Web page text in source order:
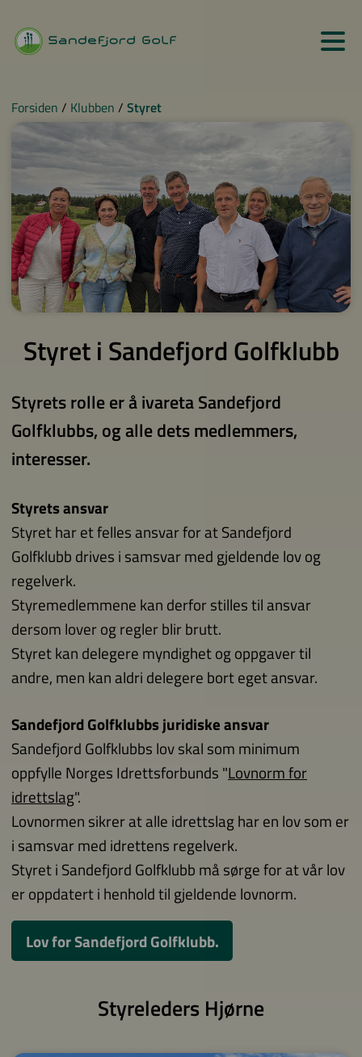
Forsiden / Klubben / Styret
Styret i Sandefjord Golfklubb
Styrets rolle er å ivareta Sandefjord
Golfklubbs, og alle dets medlemmers,
interesser.
Styrets ansvar
Styret har et felles ansvar for at Sandefjord
Golfklubb drives i samsvar med gjeldende lov og
regelverk.
Styremedlemmene kan derfor stilles til ansvar
dersom lover og regler blir brutt.
Styret kan delegere myndighet og oppgaver til
andre, men kan aldri delegere bort eget ansvar.
Sandefjord Golfklubbs juridiske ansvar
Sandefjord Golfklubbs lov skal som minimum
oppfylle Norges Idrettsforbunds "Lovnorm for
idrettslag".
Lovnormen sikrer at alle idrettslag har en lov som er
i samsvar med idrettens regelverk.
Styret i Sandefjord Golfklubb må sørge for at vår lov
er oppdatert i henhold til gjeldende lovnorm.
Lov for Sandefjord Golfklubb.
Styreleders Hjørne